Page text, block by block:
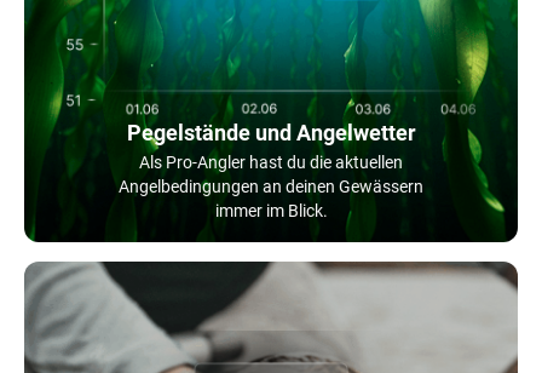
Pegelstände und Angelwetter
Als Pro-Angler hast du die aktuellen
Angelbedingungen an deinen Gewässern
immer im Blick.